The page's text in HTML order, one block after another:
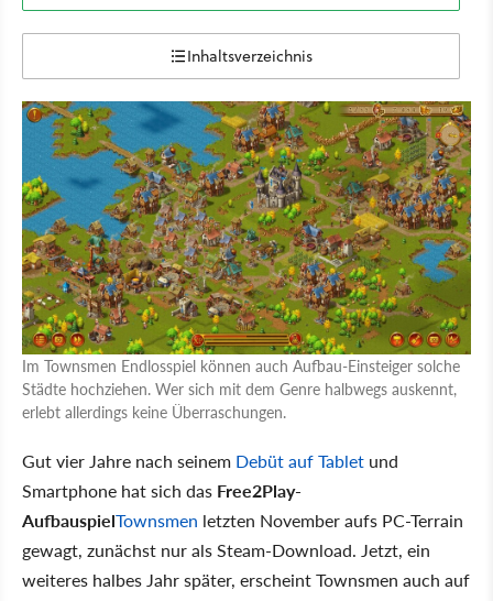
Inhaltsverzeichnis
Im Townsmen Endlosspiel können auch Aufbau-Einsteiger solche
Städte hochziehen. Wer sich mit dem Genre halbwegs auskennt,
erlebt allerdings keine Überraschungen.
Gut vier Jahre nach seinem Debüt auf Tablet und
Smartphone hat sich das Free2Play-
AufbauspielTownsmen letzten November aufs PC-Terrain
gewagt, zunächst nur als Steam-Download. Jetzt, ein
weiteres halbes Jahr später, erscheint Townsmen auch auf